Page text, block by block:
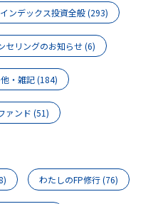
インデックス投資全般(293)
セリングのお知らせ(6)
・雑記(184)
ァンド (51)
わたしのFP修行(76)